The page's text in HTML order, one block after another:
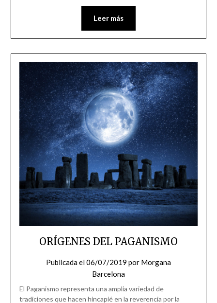
Leer más
ORÍGENES DEL PAGANISMO
Publicada el06/07/2019 por Morgana
Barcelona
El Paganismo representa una amplia variedad de
tradiciones que hacen hincapié en la reverencia por la